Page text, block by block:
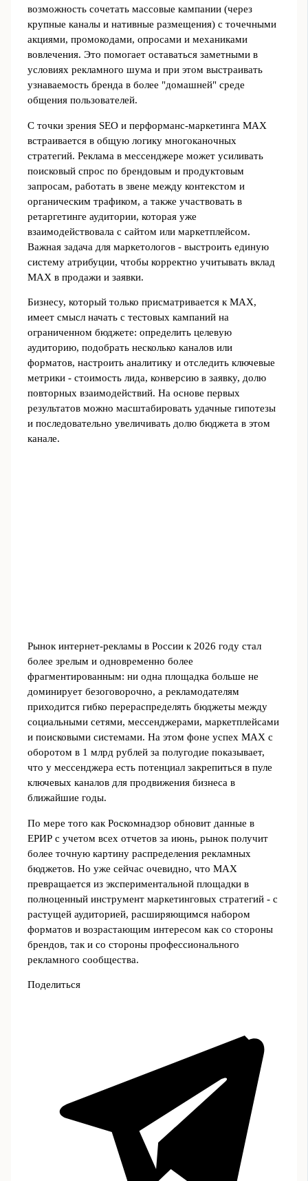
возможность сочетать массовые кампании (через
крупные каналы и нативные размещения) с точечными
акциями, промокодами, опросами и механиками
вовлечения. Это помогает оставаться заметными в
условиях рекламного шума и при этом выстраивать
узнаваемость бренда в более "домашней" среде
общения пользователей.
С точки зрения SEO и перформанс‑маркетинга MAX
встраивается в общую логику многоканочных
стратегий. Реклама в мессенджере может усиливать
поисковый спрос по брендовым и продуктовым
запросам, работать в звене между контекстом и
органическим трафиком, а также участвовать в
ретаргетинге аудитории, которая уже
взаимодействовала с сайтом или маркетплейсом.
Важная задача для маркетологов - выстроить единую
систему атрибуции, чтобы корректно учитывать вклад
MAX в продажи и заявки.
Бизнесу, который только присматривается к MAX,
имеет смысл начать с тестовых кампаний на
ограниченном бюджете: определить целевую
аудиторию, подобрать несколько каналов или
форматов, настроить аналитику и отследить ключевые
метрики - стоимость лида, конверсию в заявку, долю
повторных взаимодействий. На основе первых
результатов можно масштабировать удачные гипотезы
и последовательно увеличивать долю бюджета в этом
канале.
Рынок интернет‑рекламы в России к 2026 году стал
более зрелым и одновременно более
фрагментированным: ни одна площадка больше не
доминирует безоговорочно, а рекламодателям
приходится гибко перераспределять бюджеты между
социальными сетями, мессенджерами, маркетплейсами
и поисковыми системами. На этом фоне успех MAX с
оборотом в 1 млрд рублей за полугодие показывает,
что у мессенджера есть потенциал закрепиться в пуле
ключевых каналов для продвижения бизнеса в
ближайшие годы.
По мере того как Роскомнадзор обновит данные в
ЕРИР с учетом всех отчетов за июнь, рынок получит
более точную картину распределения рекламных
бюджетов. Но уже сейчас очевидно, что MAX
превращается из экспериментальной площадки в
полноценный инструмент маркетинговых стратегий - с
растущей аудиторией, расширяющимся набором
форматов и возрастающим интересом как со стороны
брендов, так и со стороны профессионального
рекламного сообщества.
Поделиться